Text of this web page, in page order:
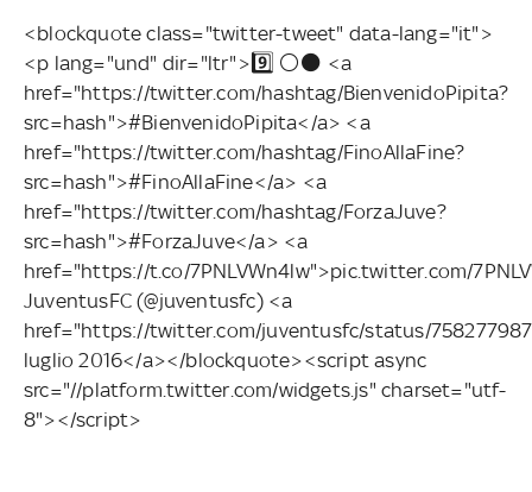
<blockquote class="twitter-tweet" data-lang="it">
<p lang="und" dir="ltr">9️⃣ ⚪️⚫️ <a
href="https://twitter.com/hashtag/BienvenidoPipita?
src=hash">#BienvenidoPipita</a> <a
href="https://twitter.com/hashtag/FinoAllaFine?
src=hash">#FinoAllaFine</a> <a
href="https://twitter.com/hashtag/ForzaJuve?
src=hash">#ForzaJuve</a> <a
href="https://t.co/7PNLVWn4lw">pic.twitter.com/
JuventusFC (@juventusfc) <a
href="https://twitter.com/juventusfc/status/
luglio 2016</a></blockquote><script async
src="//platform.twitter.com/widgets.js" charset="utf-
8"></script>